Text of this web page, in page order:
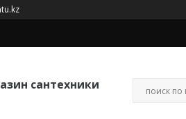
сантехники